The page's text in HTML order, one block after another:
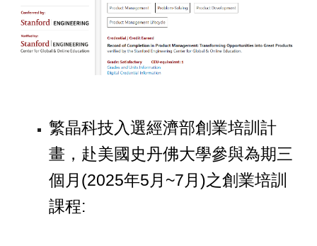
繁晶科技入選經濟部創業培訓計
畫，赴美國史丹佛大學參與為期三
個月(2025年5月~7月)之創業培訓
課程: